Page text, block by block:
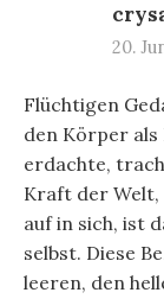
20.
Flüchtigen
den Körper
erdachte,
Kraft der Welt,
auf in sich, ist
selbst. Diese
leeren, den